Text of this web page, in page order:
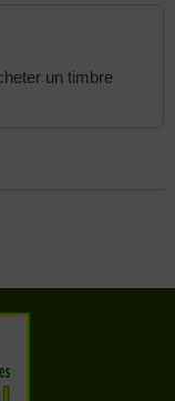
un timbre